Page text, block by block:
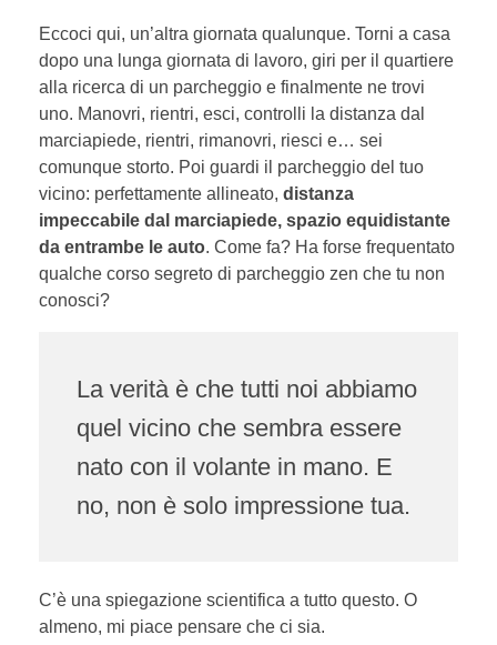
Eccoci qui, un’altra giornata qualunque. Torni a casa
dopo una lunga giornata di lavoro, giri per il quartiere
alla ricerca di un parcheggio e finalmente ne trovi
uno. Manovri, rientri, esci, controlli la distanza dal
marciapiede, rientri, rimanovri, riesci e… sei
comunque storto. Poi guardi il parcheggio del tuo
vicino: perfettamente allineato, distanza
impeccabile dal marciapiede, spazio equidistante
da entrambe le auto. Come fa? Ha forse frequentato
qualche corso segreto di parcheggio zen che tu non
conosci?
La verità è che tutti noi abbiamo
quel vicino che sembra essere
nato con il volante in mano. E
no, non è solo impressione tua.
C’è una spiegazione scientifica a tutto questo. O
almeno, mi piace pensare che ci sia.